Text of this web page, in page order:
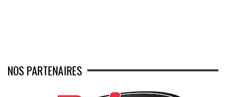
NOS PARTENAIRES